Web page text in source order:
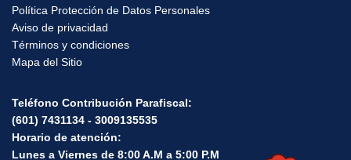
Política Protección de Datos Personales
Aviso de privacidad
Términos y condiciones
Mapa del Sitio
Teléfono Contribución Parafiscal:
(601) 7431134 - 3009135535
Horario de atención:
Lunes a Viernes de 8:00 A.M a 5:00 P.M